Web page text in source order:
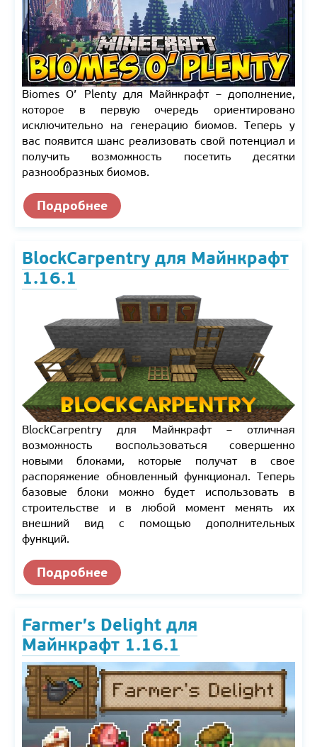
Biomes O’ Plenty для Майнкрафт – дополнение,
которое в первую очередь ориентировано
исключительно на генерацию биомов. Теперь у
вас появится шанс реализовать свой потенциал и
получить возможность посетить десятки
разнообразных биомов.
Подробнее
BlockCarpentry для Майнкрафт
1.16.1
BlockCarpentry для Майнкрафт – отличная
возможность воспользоваться совершенно
новыми блоками, которые получат в свое
распоряжение обновленный функционал. Теперь
базовые блоки можно будет использовать в
строительстве и в любой момент менять их
внешний вид с помощью дополнительных
функций.
Подробнее
Farmer’s Delight для
Майнкрафт 1.16.1